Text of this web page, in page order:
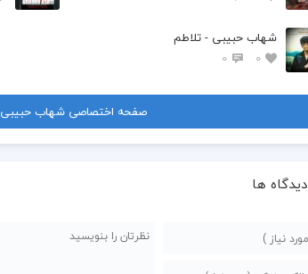
شهاب حبیبی - تلاطم
0
0
صفحه اختصاصی شهاب حبیبی
دیدگاه ها